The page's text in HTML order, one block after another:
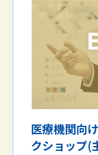
医療機関向
クショップ(